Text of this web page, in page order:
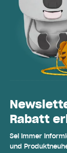
Rabatt
Sei immer
und